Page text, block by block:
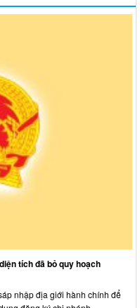
tích đã bỏ quy hoạch
nhập địa giới hành chính để